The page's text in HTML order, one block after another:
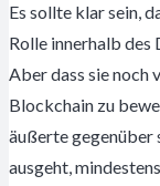
Es sollte klar sein,
Rolle innerhalb des
Aber dass sie noch
Blockchain zu
äußerte gegenüber
ausgeht,